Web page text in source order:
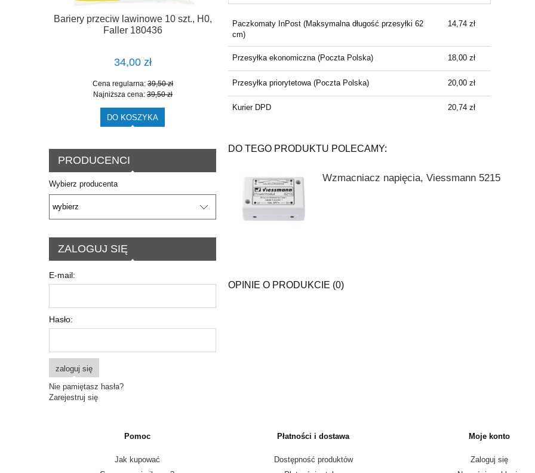
Bariery przeciw lawinowe 10 szt., H0,
Faller 180436
34,00 zł
Cena regularna:39,50 zł
Najniższa cena:39,50 zł
DO KOSZYKA
PRODUCENCI
Wybierz producenta
ZALOGUJ SIĘ
E-mail:
Hasło:
zaloguj się
Nie pamiętasz hasła?
Zarejestruj się
Paczkomaty InPost(Maksymalna długość przesyłki 62
cm)
14,74 zł
Przesyłka ekonomiczna(Poczta Polska) 18,00 zł
Przesyłka priorytetowa(Poczta Polska) 20,00 zł
Kurier DPD 20,74 zł
DO TEGO PRODUKTU POLECAMY:
Wzmacniacz napięcia, Viessmann 5215
OPINIE O PRODUKCIE (0)
Pomoc
Jak kupować
Płatności i dostawa
Dostępność produktów
Moje konto
Zaloguj się